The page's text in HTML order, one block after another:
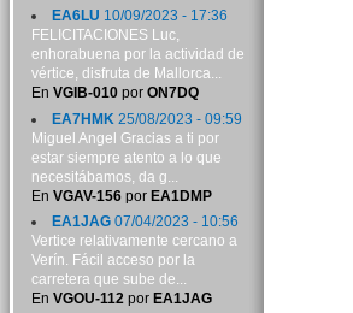
EA6LU 10/09/2023 - 17:36
FELICITACIONES Luc,
enhorabuena por la actividad de
vértice, disfruta de Mallorca...
En VGIB-010por ON7DQ
EA7HMK 25/08/2023 - 09:59
Miguel Angel Gracias a ti por
estar siempre atento a lo que
necesitábamos, da g...
En VGAV-156por EA1DMP
EA1JAG07/04/2023 - 10:56
Vertice relativamente cercano a
Verín. Fácil acceso por la
carretera que sube de...
En VGOU-112por EA1JAG